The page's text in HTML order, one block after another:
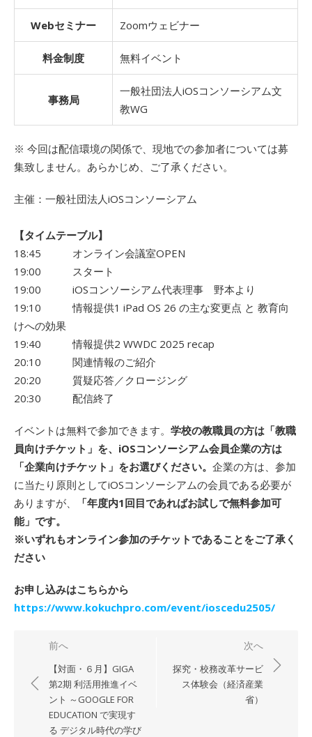
Webセミナー Zoomウェビナー
料金制度 無料イベント
事務局
一般社団法人iOSコンソーシアム文
教WG
※ 今回は配信環境の関係で、現地での参加者については募
集致しません。あらかじめ、ご了承ください。
主催：一般社団法人iOSコンソーシアム
【タイムテーブル】
18:45 オンライン会議室OPEN
19:00 スタート
19:00 iOSコンソーシアム代表理事 野本より
19:10 情報提供1 iPad OS 26 の主な変更点 と 教育向
けへの効果
19:40 情報提供2 WWDC 2025 recap
20:10 関連情報のご紹介
20:20 質疑応答／クロージング
20:30 配信終了
イベントは無料で参加できます。 学校の教職員の方は「教職
員向けチケット」を、iOSコンソーシアム会員企業の方は
「企業向けチケット」をお選びください。 企業の方は、参加
に当たり原則としてiOSコンソーシアムの会員である必要が
ありますが、
「年度内1回目であればお試しで無料参加可
能」です。
※いずれもオンライン参加のチケットであることをご了承く
ださい
お申し込みはこちらから
https://www.kokuchpro.com/event/ioscedu2505/
前へ
【対面・６月】GIGA
第2期 利活用推進イベ
ント ～GOOGLE FOR
EDUCATION で実現す
る デジタル時代の学び
次へ
探究・校務改革サービ
ス体験会（経済産業
省）